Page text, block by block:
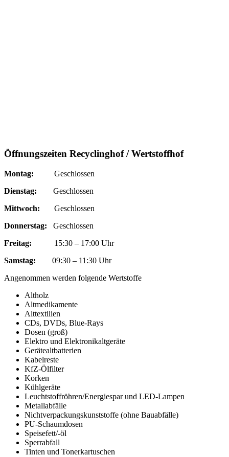
Öffnungszeiten Recyclinghof / Wertstoffhof
Montag: Geschlossen
Dienstag: Geschlossen
Mittwoch: Geschlossen
Donnerstag: Geschlossen
Freitag: 15:30 – 17:00 Uhr
Samstag:
09:30 – 11:30 Uhr
Angenommen werden folgende Wertstoffe
Altholz
Altmedikamente
Alttextilien
CDs, DVDs, Blue-Rays
Dosen (groß)
Elektro und Elektronikaltgeräte
Gerätealtbatterien
Kabelreste
KfZ-Ölfilter
Korken
Kühlgeräte
Leuchtstoffröhren/Energiespar und LED-Lampen
Metallabfälle
Nichtverpackungskunststoffe (ohne Bauabfälle)
PU-Schaumdosen
Speisefett/-öl
Sperrabfall
Tinten und Tonerkartuschen